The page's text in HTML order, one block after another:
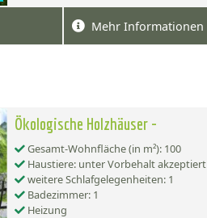
Mehr Informationen
Ökologische Holzhäuser -
Gesamt-Wohnfläche (in m²): 100
Haustiere: unter Vorbehalt akzeptiert
weitere Schlafgelegenheiten: 1
Badezimmer: 1
Heizung